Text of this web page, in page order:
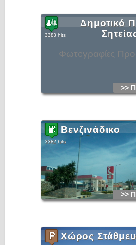
Φωτογραφίες
Δημοτικό
3383 hits
>>
Βενζινάδικο
3382 hits
>>
Χώρος